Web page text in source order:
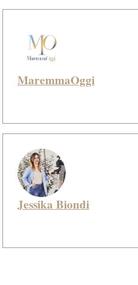
MaremmaOggi
Jessika Biondi